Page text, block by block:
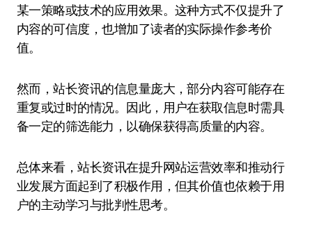
某一策略或技术的应用效果。这种方式不仅提升了
内容的可信度，也增加了读者的实际操作参考价
值。
然而，站长资讯的信息量庞大，部分内容可能存在
重复或过时的情况。因此，用户在获取信息时需具
备一定的筛选能力，以确保获得高质量的内容。
总体来看，站长资讯在提升网站运营效率和推动行
业发展方面起到了积极作用，但其价值也依赖于用
户的主动学习与批判性思考。